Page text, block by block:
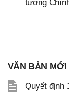
tướng
VĂN BẢN MỚI
Quyết định